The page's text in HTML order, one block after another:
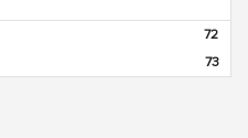
72
73